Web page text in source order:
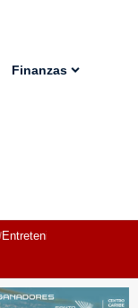
Finanzas
Entretenimiento